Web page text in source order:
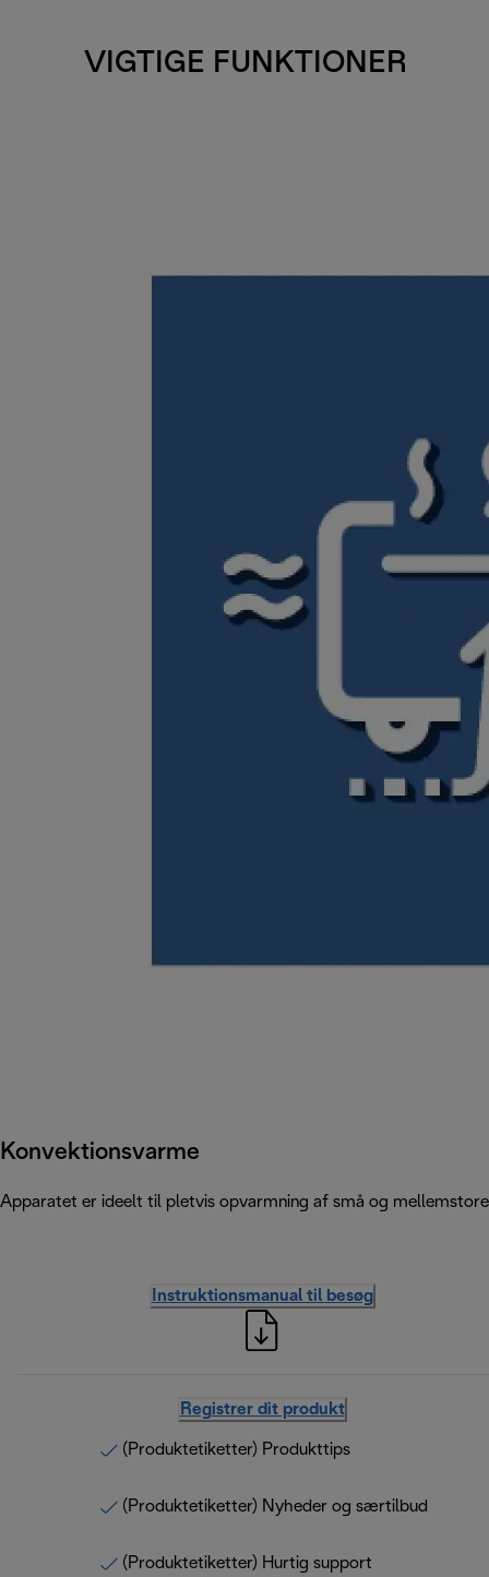
VIGTIGE FUNKTIONER
Konvektionsvarme
Apparatet er ideelt til pletvis opvarmning af små og
Instruktionsmanual til besøg
Registrer dit produkt
(Produktetiketter) Produkttips
(Produktetiketter) Nyheder og særtilbud
(Produktetiketter) Hurtig support